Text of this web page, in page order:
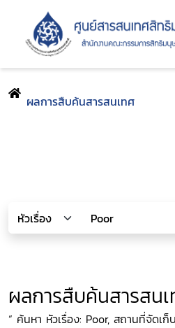
ผลการสืบค้นสารสนเทศ
ผลการสืบค้นสารสน
“ ค้นหา หัวเรื่อง: Poor, สถานที่จัดเ